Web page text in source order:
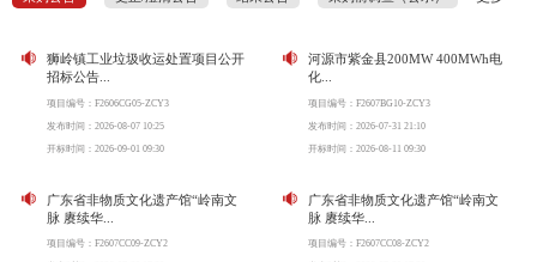
狮岭镇工业垃圾收运处置项目公开
招标公告...
项目编号：F2606CG05-ZCY3
发布时间：2026-08-07 10:25
开标时间：2026-09-01 09:30
河源市紫金县200MW 400MWh电
化...
项目编号：F2607BG10-ZCY3
发布时间：2026-07-31 21:10
开标时间：2026-08-11 09:30
广东省非物质文化遗产馆“岭南文
脉 赓续华...
项目编号：F2607CC09-ZCY2
广东省非物质文化遗产馆“岭南文
脉 赓续华...
项目编号：F2607CC08-ZCY2